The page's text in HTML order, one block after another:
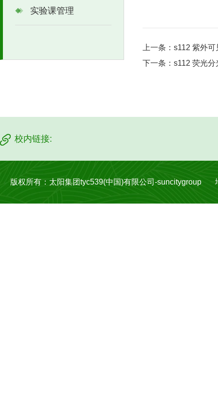
实验课管理
上一条： s112 紫外
下一条： s112 荧光分
校内链接:
版权所有：太阳集团tyc539(中国)有限公司-